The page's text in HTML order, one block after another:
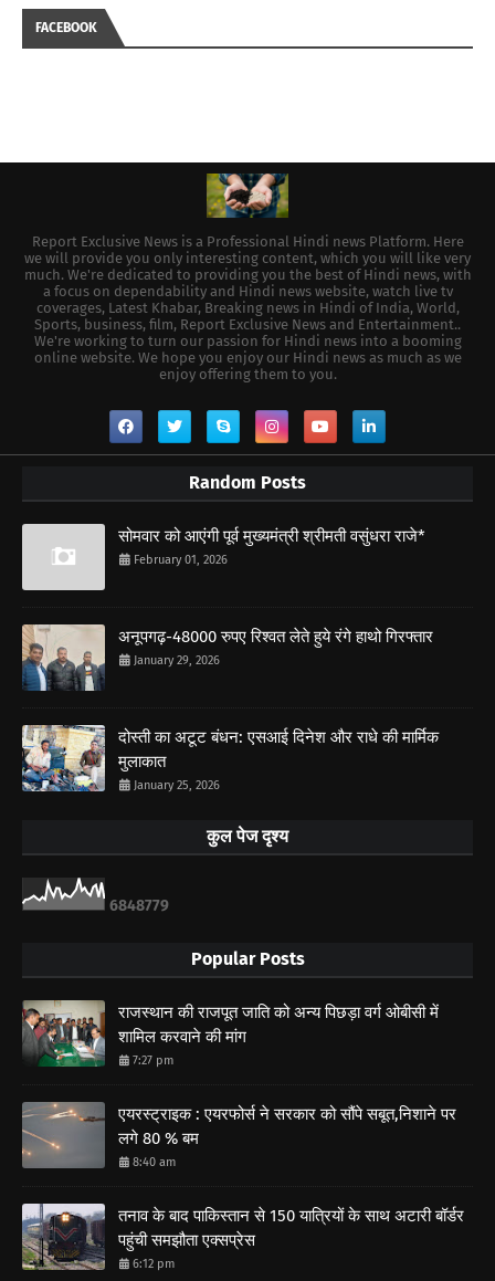
FACEBOOK
Report Exclusive News is a Professional Hindi news Platform. Here
we will provide you only interesting content, which you will like very
much. We're dedicated to providing you the best of Hindi news, with
a focus on dependability and Hindi news website, watch live tv
coverages, Latest Khabar, Breaking news in Hindi of India, World,
Sports, business, film, Report Exclusive News and Entertainment..
We're working to turn our passion for Hindi news into a booming
online website. We hope you enjoy our Hindi news as much as we
enjoy offering them to you.
Random Posts
सोमवार को आएंगी पूर्व मुख्यमंत्री श्रीमती वसुंधरा राजे*
February 01, 2026
अनूपगढ़-48000 रुपए रिश्वत लेते हुये रंगे हाथो गिरफ्तार
January 29, 2026
दोस्ती का अटूट बंधन: एसआई दिनेश और राधे की मार्मिक
मुलाकात
January 25, 2026
कुल पेज दृश्य
6848779
Popular Posts
राजस्थान की राजपूत जाति को अन्य पिछड़ा वर्ग ओबीसी में
शामिल करवाने की मांग
7:27 pm
एयरस्ट्राइक : एयरफोर्स ने सरकार को सौंपे सबूत,निशाने पर
लगे 80 % बम
8:40 am
तनाव के बाद पाकिस्तान से 150 यात्रियों के साथ अटारी बॉर्डर
पहुंची समझौता एक्सप्रेस
6:12 pm